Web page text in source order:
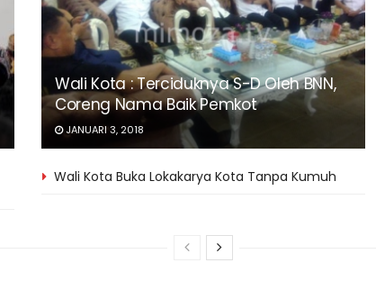
Wali Kota : Terciduknya S-D Oleh BNN,
Coreng Nama Baik Pemkot
JANUARI 3, 2018
Wali Kota Buka Lokakarya Kota Tanpa Kumuh